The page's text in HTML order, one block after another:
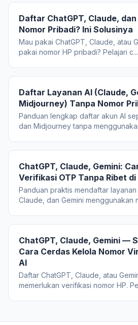
Daftar ChatGPT, Claude,
Nomor Pribadi? Ini Solusinya
Mau pakai ChatGPT, Claude, atau
pakai nomor HP pribadi? Pelajari c...
Daftar Layanan AI (Claude,
Midjourney) Tanpa Nomor
Panduan lengkap daftar akun AI
dan Midjourney tanpa
ChatGPT, Claude, Gemini:
Verifikasi OTP Tanpa Ribet
Panduan praktis mendaftar
Claude, dan Gemini menggunakan
ChatGPT, Claude, Gemini —
Cara Cerdas Kelola Nomor
AI
Daftar ChatGPT, Claude, atau
memerlukan verifikasi nomor HP.